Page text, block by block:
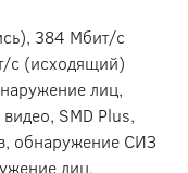
384 Мбит/с
с (исходящий)
лиц,
SMD Plus,
обнаружение СИЗ
лиц,